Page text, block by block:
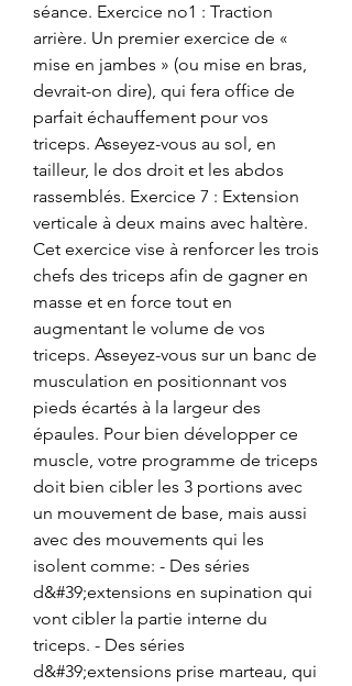
séance. Exercice no1 : Traction
arrière. Un premier exercice de «
mise en jambes » (ou mise en bras,
devrait-on dire), qui fera office de
parfait échauffement pour vos
triceps. Asseyez-vous au sol, en
tailleur, le dos droit et les abdos
rassemblés. Exercice 7 : Extension
verticale à deux mains avec haltère.
Cet exercice vise à renforcer les trois
chefs des triceps afin de gagner en
masse et en force tout en
augmentant le volume de vos
triceps. Asseyez-vous sur un banc de
musculation en positionnant vos
pieds écartés à la largeur des
épaules. Pour bien développer ce
muscle, votre programme de triceps
doit bien cibler les 3 portions avec
un mouvement de base, mais aussi
avec des mouvements qui les
isolent comme: - Des séries
d&#39;extensions en supination qui
vont cibler la partie interne du
triceps. - Des séries
d&#39;extensions prise marteau, qui